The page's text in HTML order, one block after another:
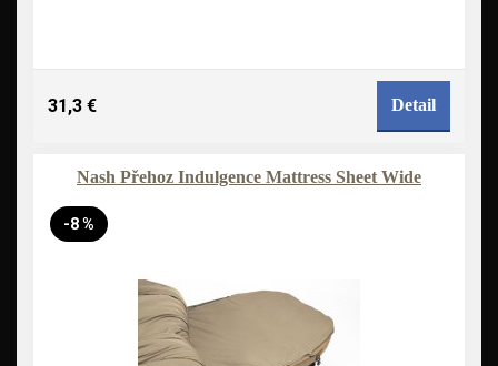
31,3 € Detail
Nash Přehoz Indulgence Mattress Sheet Wide
-8 %